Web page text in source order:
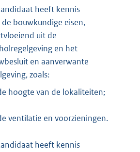
heeft kennis
de bouwkundige eisen,
uit de
en het
en aanverwante
zoals:
hoogte van de lokaliteiten;
ventilatie en voorzieningen.
heeft kennis